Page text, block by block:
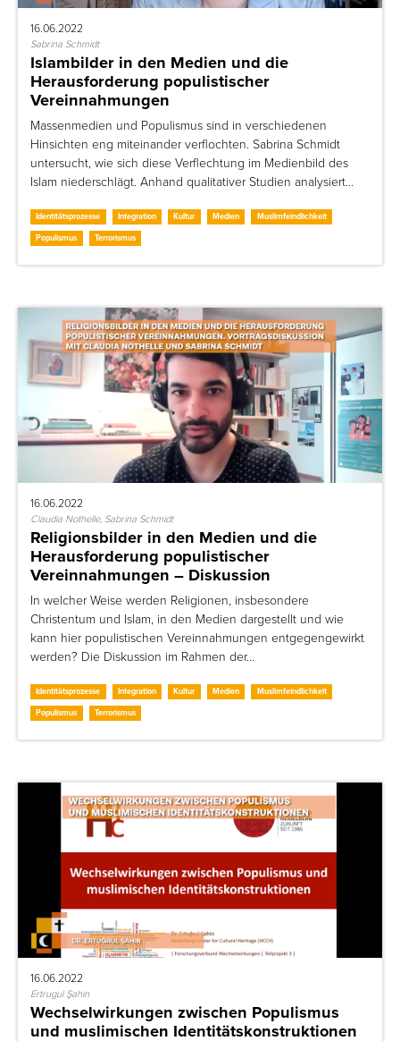
16.06.2022
Sabrina Schmidt
Islambilder in den Medien und die
Herausforderung populistischer
Vereinnahmungen
Massenmedien und Populismus sind in verschiedenen
Hinsichten eng miteinander verflochten. Sabrina Schmidt
untersucht, wie sich diese Verflechtung im Medienbild des
Islam niederschlägt. Anhand qualitativer Studien analysiert…
Identitätsprozesse Integration Kultur Medien
Muslimfeindlichkeit
Populismus
Terrorismus
16.06.2022
Claudia Nothelle, Sabrina Schmidt
Religionsbilder in den Medien und die
Herausforderung populistischer
Vereinnahmungen – Diskussion
In welcher Weise werden Religionen, insbesondere
Christentum und Islam, in den Medien dargestellt und wie
kann hier populistischen Vereinnahmungen entgegengewirkt
werden? Die Diskussion im Rahmen der…
Identitätsprozesse Integration Kultur Medien
Muslimfeindlichkeit
Populismus
Terrorismus
16.06.2022
Ertrugul Şahin
Wechselwirkungen zwischen Populismus
und muslimischen Identitätskonstruktionen